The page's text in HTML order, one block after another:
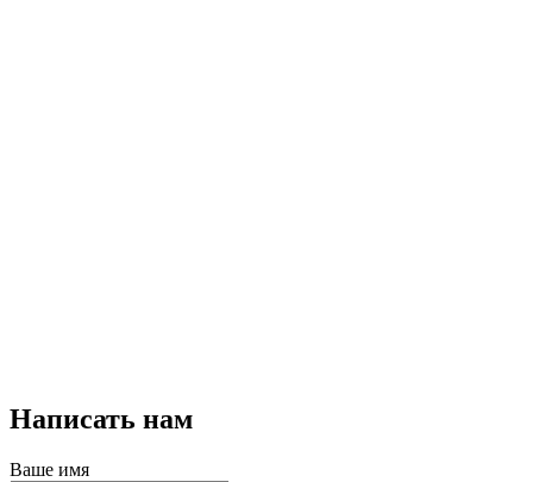
Написать нам
Ваше имя